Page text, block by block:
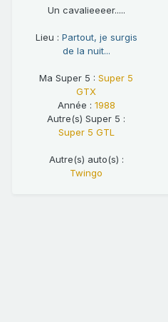
Un cavalieeeer.....
Lieu : Partout, je surgis
de la nuit...
Ma Super 5 : Super 5
GTX
Année : 1988
Autre(s) Super 5 :
Super 5 GTL
Autre(s) auto(s) :
Twingo